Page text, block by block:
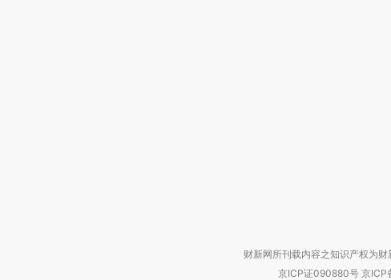
财新网所刊载内容之知识产权为
京ICP证090880号 京ICP